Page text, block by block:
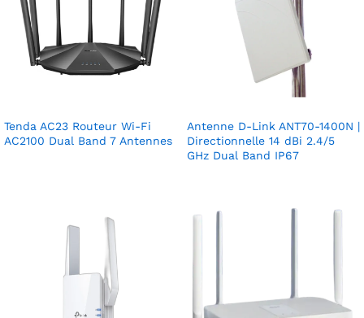
Tenda AC23 Routeur Wi-Fi
AC2100 Dual Band 7 Antennes
Antenne D-Link ANT70-1400N |
Directionnelle 14 dBi 2.4/5
GHz Dual Band IP67